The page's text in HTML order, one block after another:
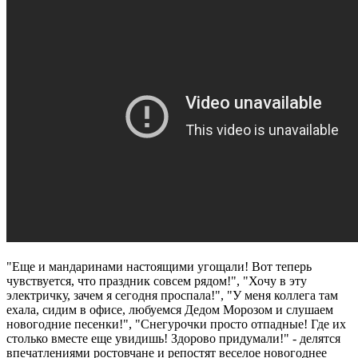
"Еще и мандаринами настоящими угощали! Вот теперь
чувствуется, что праздник совсем рядом!", "Хочу в эту
электричку, зачем я сегодня проспала!", "У меня коллега там
ехала, сидим в офисе, любуемся Дедом Морозом и слушаем
новогодние песенки!", "Снегурочки просто отпадные! Где их
столько вместе еще увидишь! Здорово придумали!" - делятся
впечатлениями ростовчане и репостят веселое новогоднее